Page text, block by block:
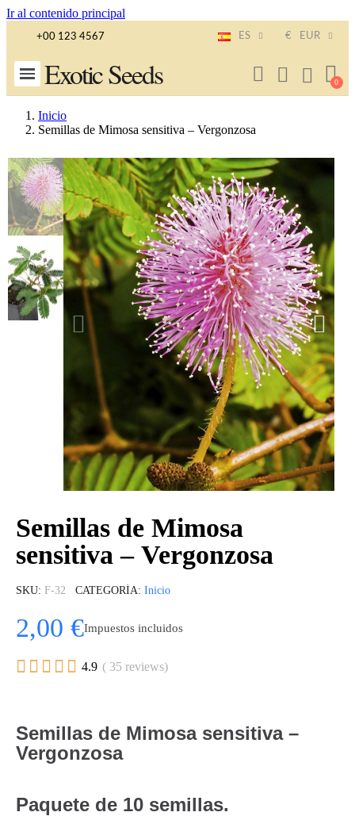
Ir al contenido principal
+00 123 4567 ES € EUR
Exotic Seeds
Inicio
Semillas de Mimosa sensitiva – Vergonzosa
Semillas de Mimosa
sensitiva – Vergonzosa
SKU F-32 CATEGORÍA Inicio
2,00 €Impuestos incluidos
     4.9 ( 35 reviews)
Semillas de Mimosa sensitiva –
Vergonzosa
Paquete de 10 semillas.